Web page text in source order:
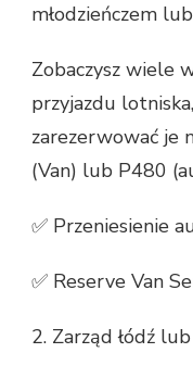
młodzieńczem
Zobaczysz wiele
przyjazdu
zarezerwować je
(Van) lub P480
✅ Przeniesienie
✅ Reserve Van
2. Zarząd łódź